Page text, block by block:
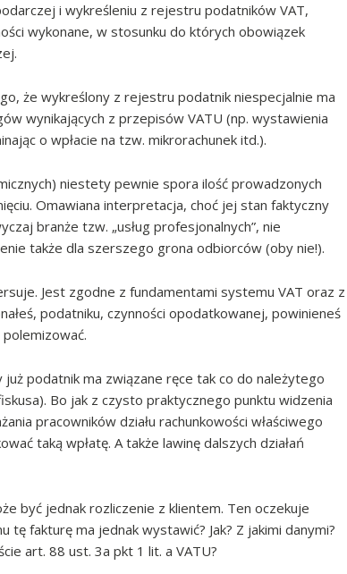
i wykreśleniu z rejestru podatników VAT,
wykonane, w stosunku do których obowiązek
że wykreślony z rejestru podatnik niespecjalnie ma
wynikających z przepisów VATU (np. wystawienia
o wpłacie na tzw. mikrorachunek itd.).
niestety pewnie spora ilość prowadzonych
Omawiana interpretacja, choć jej stan faktyczny
branże tzw. „usług profesjonalnych”, nie
także dla szerszego grona odbiorców (oby nie!).
Jest zgodne z fundamentami systemu VAT oraz z
podatniku, czynności opodatkowanej, powinieneś
podatnik ma związane ręce tak co do należytego
Bo jak z czysto praktycznego punktu widzenia
pracowników działu rachunkowości właściwego
taką wpłatę. A także lawinę dalszych działań
być jednak rozliczenie z klientem. Ten oczekuje
tę fakturę ma jednak wystawić? Jak? Z jakimi danymi?
art. 88 ust. 3a pkt 1 lit. a VATU?